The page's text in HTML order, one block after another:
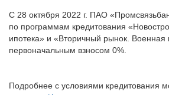
С 28 октября 2022 г. ПАО
по программам кредитования
ипотека» и «Вторичный рынок. Военная
первоначальным взносом 0%.
Подробнее с условиями кредитования